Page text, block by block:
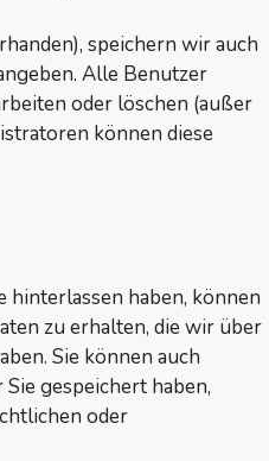
speichern wir auch
Alle Benutzer
oder löschen (außer
können diese
hinterlassen haben, können
zu erhalten, die wir über
Sie können auch
gespeichert haben,
oder